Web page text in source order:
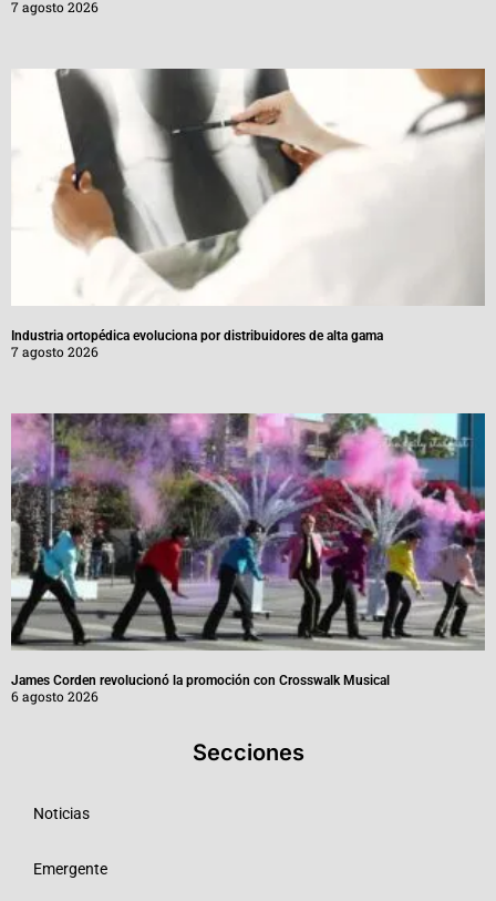
7 agosto 2026
Industria ortopédica evoluciona por distribuidores de alta gama
7 agosto 2026
James Corden revolucionó la promoción con Crosswalk Musical
6 agosto 2026
Secciones
Noticias
Emergente